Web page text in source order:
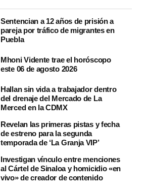
Sentencian a 12 años de prisión a
pareja por tráfico de migrantes en
Puebla
Mhoni Vidente trae el horóscopo
este 06 de agosto 2026
Hallan sin vida a trabajador dentro
del drenaje del Mercado de La
Merced en la CDMX
Revelan las primeras pistas y fecha
de estreno para la segunda
temporada de ‘La Granja VIP’
Investigan vínculo entre menciones
al Cártel de Sinaloa y homicidio «en
vivo» de creador de contenido